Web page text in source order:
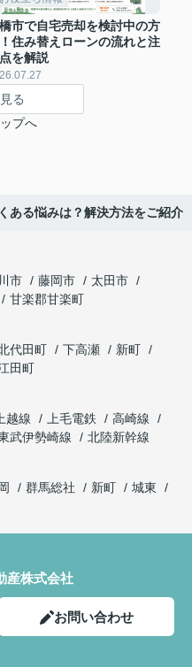
市で自宅売却を検討中の方
住み替えローンの流れと注
を解説
る
プへ
ある悩みは？解決方法をご紹介
市 藤岡市
太田市
甘楽郡甘楽町
代田町 下高瀬
新町
田町
上越線 上毛電鉄
高崎線
武伊勢崎線
北陸新幹線
群馬総社 新町
城東
産株式会社
お問い合わせ